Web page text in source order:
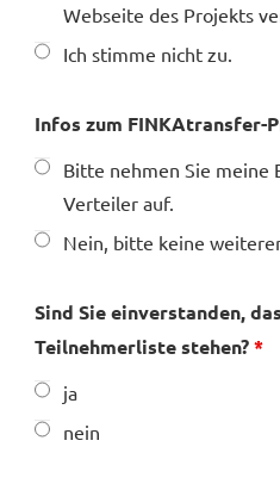
Webseite des Projekts
Ich stimme nicht zu.
Infos zum FINKAtransfer-
Bitte nehmen Sie meine
Verteiler auf.
Nein, bitte keine
Sind Sie einverstanden,
Teilnehmerliste stehen?*
ja
nein